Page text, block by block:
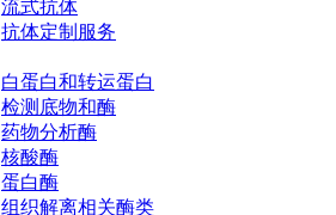
流式抗体
抗体定制服务
白蛋白和转运蛋白
检测底物和酶
药物分析酶
核酸酶
蛋白酶
组织解离相关酶类